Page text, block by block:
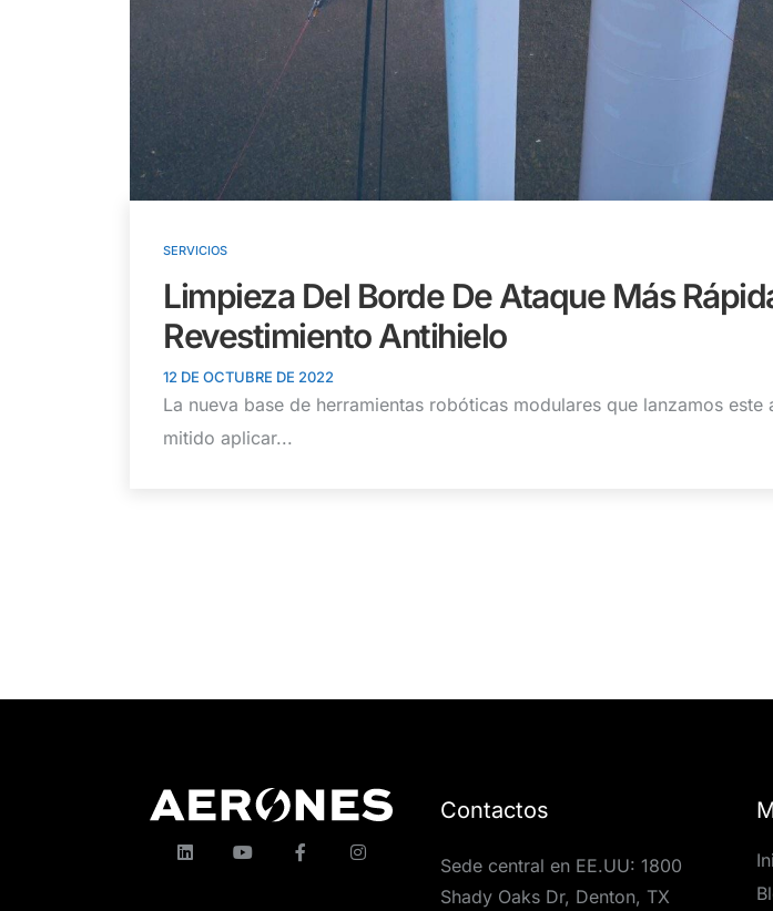
SERVICIOS
Limpieza Del Borde De Ataque Más
Revestimiento Antihielo
12 DE OCTUBRE DE 2022
La nueva base de herramientas robóticas modulares que lanzamos este
mitido aplicar...
Contactos
Sede central en EE.UU: 1800
Shady Oaks Dr, Denton, TX